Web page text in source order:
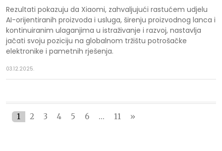
Rezultati pokazuju da Xiaomi, zahvaljujući rastućem udjelu
AI-orijentiranih proizvoda i usluga, širenju proizvodnog lanca i
kontinuiranim ulaganjima u istraživanje i razvoj, nastavlja
jačati svoju poziciju na globalnom tržištu potrošačke
elektronike i pametnih rješenja.
03.12.2025.
1 2 3 4 5 6 ... 11 »